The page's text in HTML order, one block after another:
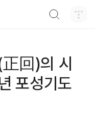
回)의 시
포성기도